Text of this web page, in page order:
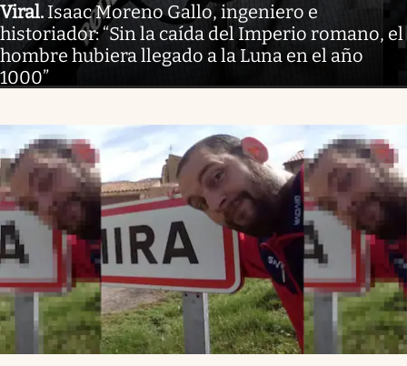
Viral. Isaac Moreno Gallo, ingeniero e
historiador: “Sin la caída del Imperio romano, el
hombre hubiera llegado a la Luna en el año
1000”